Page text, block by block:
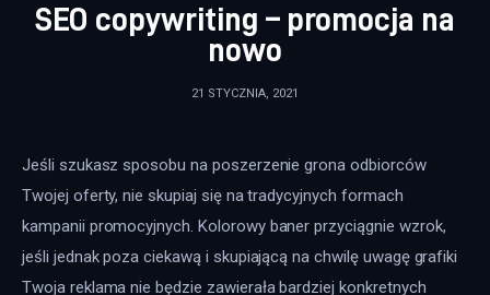
Zdrowie
Więcej
SEO copywriting – promocja na
nowo
21 STYCZNIA, 2021
Jeśli szukasz sposobu na poszerzenie grona odbiorców
Twojej oferty, nie skupiaj się na tradycyjnych formach
kampanii promocyjnych. Kolorowy baner przyciągnie wzrok,
jeśli jednak poza ciekawą i skupiającą na chwilę uwagę grafiki
Twoja reklama nie będzie zawierała bardziej konkretnych